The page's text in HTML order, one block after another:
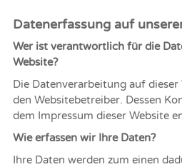
Datenerfassung auf
Wer ist verantwortlich für die
Website?
Die Datenverarbeitung auf
den Websitebetreiber. Dessen
dem Impressum dieser Website
Wie erfassen wir Ihre Daten?
Ihre Daten werden zum einen